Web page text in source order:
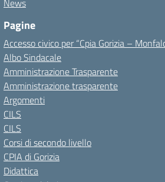
News
Pagine
Accesso civico per “Cpia Gorizia –
Albo Sindacale
Amministrazione Trasparente
Amministrazione trasparente
Argomenti
CILS
CILS
Corsi di secondo livello
CPIA di Gorizia
Didattica